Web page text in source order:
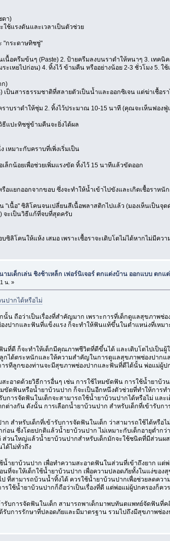
ดา)
ช้แรงดันและเวลาเป็นตัวช่วย
"กระดาษทิชชู่"
เนื้อครีมข้นๆ (Paste) 2. ป้ายครีมลงบนราดำให้หนาๆ 3. เ
เหยไปก่อน) 4. ทิ้งไว้ ข้ามคืน หรืออย่างน้อย 2-3 ชั่วโมง 5. ใ
ก)
เป็นสารธรรมชาติที่สลายตัวเป็นน้ำและออกซิเจน แต่ฆ่าเชื้อรา
บราดำให้ชุ่ม 2. ทิ้งไว้ประมาณ 10-15 นาที (คุณจะเห็นฟองฟู่
ธีแปะทิชชู่ข้ามคืนจะยิ่งได้ผล
เหมาะกับคราบที่เพิ่งเริ่มเป็น
ล็กน้อยเพื่อช่วยเพิ่มแรงขัด ทิ้งไว้ 15 นาทีแล้วขัดออก
อแยกออกจากขอบ ซึ่งจะทำให้น้ำเข้าไปขังและเกิดเชื้อราหนั
"เนื้อ" ซิลิโคนจนเปลี่ยนสีเนื้อพลาสติกไปแล้ว (มองเห็นเป็น
จะเป็นวิธีแก้ที่จบที่สุดครับ
ซิลิโคนให้แห้ง เสมอ เพราะเชื้อราจะเติบโตไม่ได้หากไม่มีคว
ามเด็กเล่น ชิงช้าเหล็ก เฟอร์นิเจอร์ ตกแต่งบ้าน ออกแบบ ตกแ
น. »
ปากได้หรือไม่
น ถือว่าเป็นเรื่องที่สำคัญมาก เพราะการที่เด็กดูแลสุขภาพ
งปากและฟันที่แข็งแรง ก็จะทำให้ฟันแท้ขึ้นในตำแหน่งที่เห
ที่ดี ก็จะทำให้เด็กมีคุณภาพชีวิตที่ดีขึ้นได้ และเติบโตไปเป็
ลูกได้ตระหนักและให้ความสำคัญในการดูแลสุขภาพช่องปา
ารทีลูกของท่านจะมีสุขภาพช่องปากและฟันที่ดีได้นั้น พ่อแม่
อาดด้วยวิธีการอื่นๆ เช่น การใช้ไหมขัดฟัน การใช้น้ำยาบ้
มขัดฟันหรือน้ำยาบ้วนปาก ก็จะเป็นอีกหนึ่งตัวช่วยที่ทำให้กา
บการจัดฟันในเด็กจะสามารถใช้น้ำยาบ้วนปากได้หรือไม่ แ
างกัน ดังนั้น การเลือกน้ำยาบ้วนปาก สำหรับเด็กที่เข้ารับกา
ก สำหรับเด็กที่เข้ารับการจัดฟันในเด็ก ว่าสามารถใช้ได้หรื
อน ซึ่งโดยปกติแล้วน้ำยาบ้วนปาก ไม่เหมาะกับเด็กอายุต่ำกว่
วนใหญ่แล้วน้ำยาบ้วนปากสำหรับเด็กมักจะใช้ชนิดที่มีส่วนผ
ด้ไม่ทั่วถึง
น้ำยาบ้วนปาก เพื่อทำความสะอาดฟันในส่วนที่เข้าถึงยาก แ
จะให้เด็กใช้น้ำยาบ้วนปาก เพื่อความปลอดภัยทั้งในแง่ขอ
ที่สามารถบ้วนน้ำทิ้งได้ ควรใช้น้ำยาบ้วนปากเพื่อช่วยลดค
รใช้น้ำยาบ้วนปากก็ถือว่าเป็นเรื่องที่ดี แต่พ่อแม่ผู้ปกครองก็ค
รับการจัดฟันในเด็ก สามารถพาเด็กมาพบทันตแพทย์จัดฟัน
รับการรักษาที่ปลอดภัยและมีมาตรฐาน รวมไปถึงมีสุขภาพช่